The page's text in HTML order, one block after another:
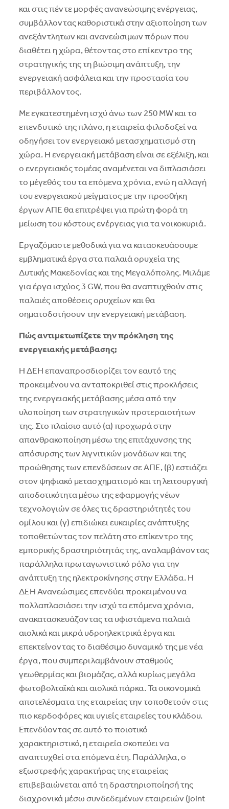
και στις πέντε µορφές ανανεώσιµης ενέργειας,
συµβάλλοντας καθοριστικά στην αξιοποίηση των
ανεξάντλητων και ανανεώσιµων πόρων που
διαθέτει η χώρα, θέτοντας στο επίκεντρο της
στρατηγικής της τη βιώσιµη ανάπτυξη, την
ενεργειακή ασφάλεια και την προστασία του
περιβάλλοντος.
Με εγκατεστηµένη ισχύ άνω των 250 MW και το
επενδυτικό της πλάνο, η εταιρεία φιλοδοξεί να
οδηγήσει τον ενεργειακό µετασχηµατισµό στη
χώρα. Η ενεργειακή µετάβαση είναι σε εξέλιξη, και
ο ενεργειακός τοµέας αναµένεται να διπλασιάσει
το µέγεθός του τα επόµενα χρόνια, ενώ η αλλαγή
του ενεργειακού µείγµατος µε την προσθήκη
έργων ΑΠΕ θα επιτρέψει για πρώτη φορά τη
µείωση του κόστους ενέργειας για τα νοικοκυριά.
Εργαζόµαστε µεθοδικά για να κατασκευάσουµε
εµβληµατικά έργα στα παλαιά ορυχεία της
Δυτικής Μακεδονίας και της Μεγαλόπολης. Μιλάµε
για έργα ισχύος 3 GW, που θα αναπτυχθούν στις
παλαιές αποθέσεις ορυχείων και θα
σηµατοδοτήσουν την ενεργειακή µετάβαση.
Πώς αντιμετωπίζετε την πρόκληση της
ενεργειακής μετάβασης;
Η ΔΕΗ επαναπροσδιορίζει τον εαυτό της
προκειµένου να ανταποκριθεί στις προκλήσεις
της ενεργειακής µετάβασης µέσα από την
υλοποίηση των στρατηγικών προτεραιοτήτων
της. Στο πλαίσιο αυτό (α) προχωρά στην
απανθρακοποίηση µέσω της επιτάχυνσης της
απόσυρσης των λιγνιτικών µονάδων και της
προώθησης των επενδύσεων σε ΑΠΕ, (β) εστιάζει
στον ψηφιακό µετασχηµατισµό και τη λειτουργική
αποδοτικότητα µέσω της εφαρµογής νέων
τεχνολογιών σε όλες τις δραστηριότητές του
οµίλου και (γ) επιδιώκει ευκαιρίες ανάπτυξης
τοποθετώντας τον πελάτη στο επίκεντρο της
εµπορικής δραστηριότητάς της, αναλαµβάνοντας
παράλληλα πρωταγωνιστικό ρόλο για την
ανάπτυξη της ηλεκτροκίνησης στην Ελλάδα. Η
ΔΕΗ Ανανεώσιµες επενδύει προκειµένου να
πολλαπλασιάσει την ισχύ τα επόµενα χρόνια,
ανακατασκευάζοντας τα υφιστάµενα παλαιά
αιολικά και µικρά υδροηλεκτρικά έργα και
επεκτείνοντας το διαθέσιµο δυναµικό της µε νέα
έργα, που συµπεριλαµβάνουν σταθµούς
γεωθερµίας και βιοµάζας, αλλά κυρίως µεγάλα
φωτοβολταϊκά και αιολικά πάρκα. Τα οικονοµικά
αποτελέσµατα της εταιρείας την τοποθετούν στις
πιο κερδοφόρες και υγιείς εταιρείες του κλάδου.
Επενδύοντας σε αυτό το ποιοτικό
χαρακτηριστικό, η εταιρεία σκοπεύει να
αναπτυχθεί στα επόµενα έτη. Παράλληλα, ο
εξωστρεφής χαρακτήρας της εταιρείας
επιβεβαιώνεται από τη δραστηριοποίησή της
διαχρονικά µέσω συνδεδεµένων εταιρειών (joint